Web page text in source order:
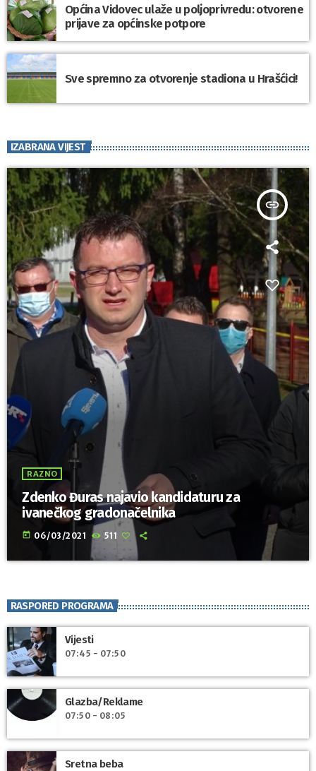
Općina Vidovec ulaže u poljoprivredu: otvorene
prijave za općinske potpore
Sve spremno za otvorenje stadiona u Hrašćici!
IZABRANA VIJEST
insert_link
RAZNO
Zdenko Đuras najavio kandidaturu za
ivanečkog gradonačelnika
today 06/03/2021 511
RASPORED PROGRAMA
Vijesti
07:45 - 07:50
Glazba/Reklame
07:50 - 08:05
Sretna beba